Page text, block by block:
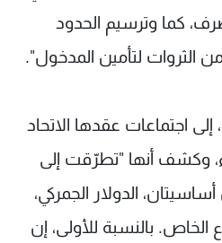
كما وترسيم الحدود
من الثروات لتأمين المدخول".
إلى اجتماعات عقدها الاتحاد
وكشف أنها "تطرّقت إلى
الدولار الجمركي،
بالنسبة للأولى، إن